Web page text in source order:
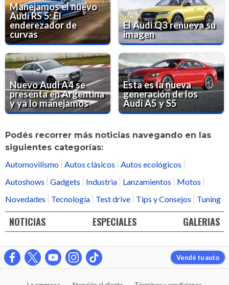
Manejamos el nuevo
Audi RS 5: El
enderezador de
curvas
El Audi Q3 renueva su
imagen
Nuevo Audi A4 se
presenta en Argentina
y ya lo manejamos
Esta es la nueva
generación de los
Audi A5 y S5
Podés recorrer más noticias navegando en las
siguientes categorías:
Automovilismo
Autos clásicos
Autos ecológicos
Autoshows
Gadgets Industria Lanzamientos
Motos
Novedades
Tecnología Test drive Tips y Consejos Tuning
NOTICIAS ESPECIALES GALERIAS
Vendé tu auto